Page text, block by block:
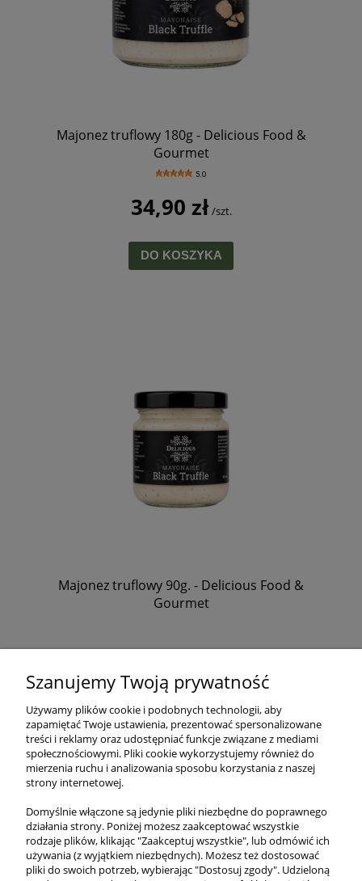
Majonez truflowy 180g - Delicious Food &
Gourmet
5.0
34,90 zł/szt.
DO KOSZYKA
Majonez truflowy 90g. - Delicious Food &
Gourmet
21,90 zł
DO KOSZYKA
« 1 ... 3 4 5 6 7 ... 26 »
O NAS
Szanujemy Twoją prywatność
Używamy plików cookie i podobnych technologii, aby
zapamiętać Twoje ustawienia, prezentować spersonalizowane
treści i reklamy oraz udostępniać funkcje związane z mediami
społecznościowymi. Pliki cookie wykorzystujemy również do
mierzenia ruchu i analizowania sposobu korzystania z naszej
strony internetowej.
Domyślnie włączone są jedynie pliki niezbędne do poprawnego
działania strony. Poniżej możesz zaakceptować wszystkie
rodzaje plików, klikając "Zaakceptuj wszystkie", lub odmówić ich
używania (z wyjątkiem niezbędnych). Możesz też dostosować
pliki do swoich potrzeb, wybierając "Dostosuj zgody". Udzieloną